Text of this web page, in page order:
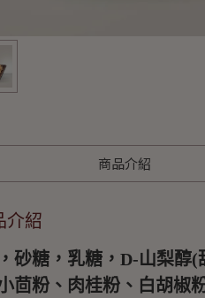
商品介紹
介紹
砂糖，乳糖，D-山梨醇
茴粉、肉桂粉、白胡椒